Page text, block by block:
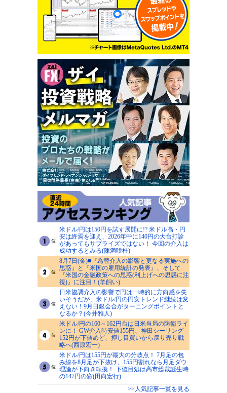
米ドル/円は150円を試す展開に!? 米ドル高・円
安は終焉を迎え、2026年中に140円の大台打診
があってもサプライズではない！ 今回の介入は
成功するとみる(陳満咲杜)
8月7日(金)■『為替介入の影響と更なる実施への
思惑』と『米国の雇用統計の発表』、そして
『米国の金融政策への思惑(利上げへの思惑に注
視)』に注目！(羊飼い)
日米協調介入の影響で円は一時的に方向感を失
いそうだが、米ドル/円の円安トレンド継続は変
えない！9月日銀会合がターニングポイントと
なるか？(今井雅人)
米ドル/円の160～162円台は日米当局の防衛ライ
ンに！ GW介入時安値155円、神田シーリング
152円が下値めど、押し目買いから戻り売り戦
略へ(西原宏一)
米ドル/円は155円が最大の分岐点！ 7月足の包
み線を8月足が下抜け、155円割れなら月足ダウ
理論が下向き転換！ 下値目処は高市総裁誕生時
の147円の窓(田向宏行)
>>人気記事一覧を見る